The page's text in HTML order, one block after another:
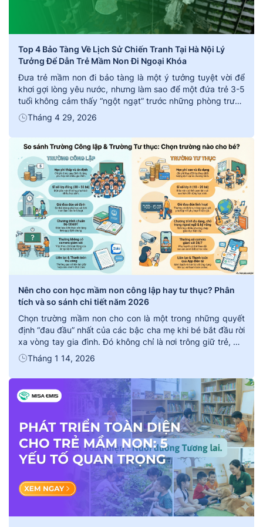
Top 4 Bảo Tàng Về Lịch Sử Chiến Tranh Tại Hà Nội Lý
Tưởng Để Dẫn Trẻ Mầm Non Đi Ngoại Khóa
Đưa trẻ mầm non đi bảo tàng là một ý tưởng tuyệt vời để
khơi gợi lòng yêu nước, nhưng làm sao để một đứa trẻ 3-5
tuổi không cảm thấy “ngột ngạt” trước những phòng trưng
bày kín mít hay những con số khô khan? Bí quyết nằm ở
việc lựa chọn không gian mở và hiện […]
Tháng 4 29, 2026
Nên cho con học mầm non công lập hay tư thục? Phân
tích và so sánh chi tiết năm 2026
Chọn trường mầm non cho con là một trong những quyết
định “đau đầu” nhất của các bậc cha mẹ khi bé bắt đầu rời
xa vòng tay gia đình. Đó không chỉ là nơi trông giữ trẻ, mà
còn là môi trường đầu tiên hình thành nhân cách và thói
quen của con Giữa […]
Tháng 1 14, 2026